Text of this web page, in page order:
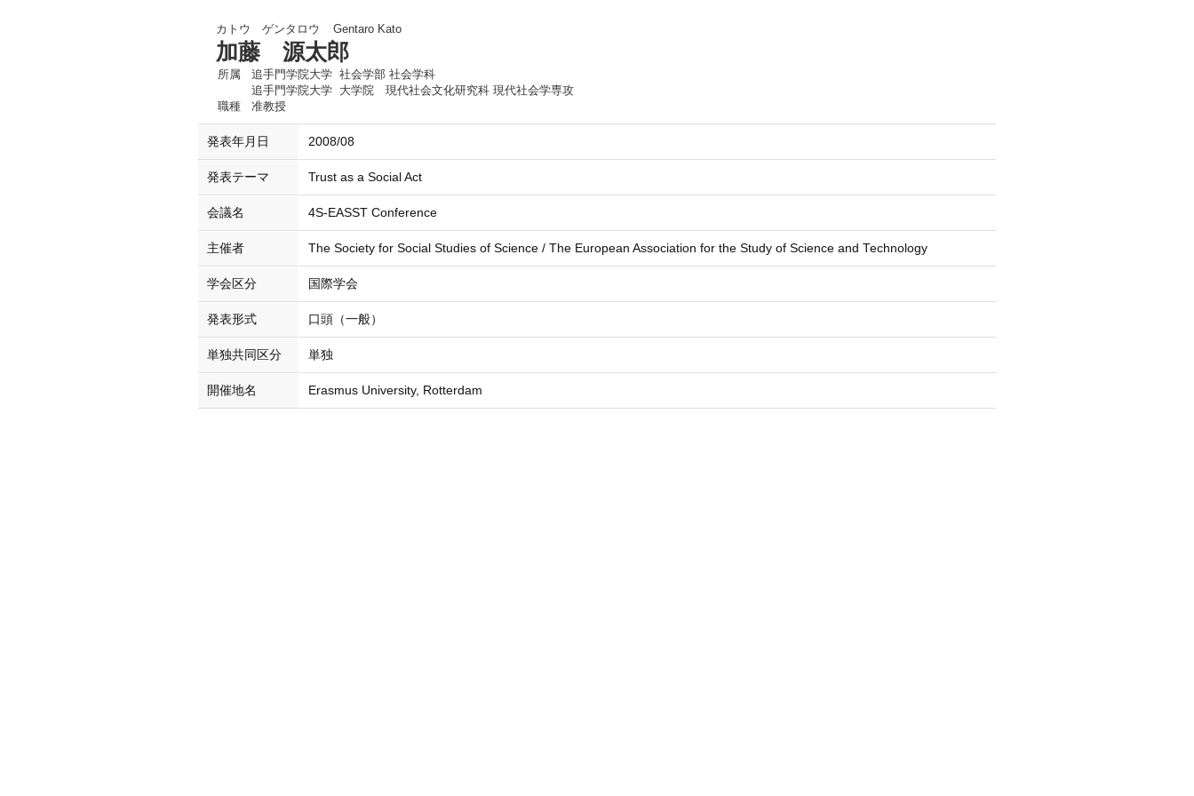
カトウ ゲンタロウ Gentaro Kato
加藤 源太郎
所属
追手門学院大学 社会学部 社会学科
追手門学院大学 大学院 現代社会文化研究科 現代社会学専攻
職種
准教授
発表年月日 2008/08
発表テーマ Trust as a Social Act
会議名 4S-EASST Conference
主催者 The Society for Social Studies of Science / The European Association for the Study of Science and Technology
学会区分 国際学会
発表形式 口頭（一般）
単独共同区分 単独
開催地名 Erasmus University, Rotterdam